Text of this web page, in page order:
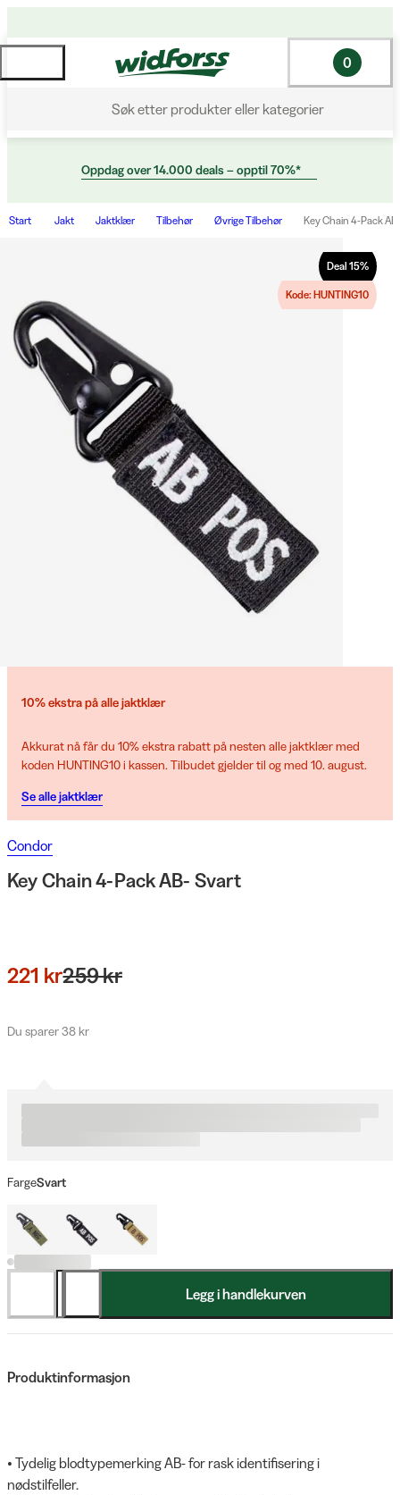
Søk etter produkter eller kategorier
0
Oppdag over 14.000 deals – opptil 70%*
Start Jakt Jaktklær Tilbehør Øvrige Tilbehør Key Chain 4-Pack
Deal 15%
Kode: HUNTING10
10% ekstra på alle jaktklær
Akkurat nå får du 10% ekstra rabatt på nesten alle jaktklær med
koden HUNTING10 i kassen. Tilbudet gjelder til og med 10. august.
Se alle jaktklær
Condor
Key Chain 4-Pack AB- Svart
221 kr259 kr
Du sparer 38 kr
FargeSvart
Legg i handlekurven
Produktinformasjon
• Tydelig blodtypemerking AB- for rask identifisering i
nødstilfeller.